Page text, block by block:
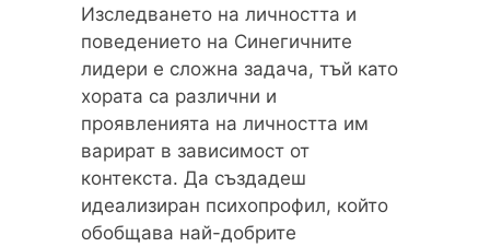
Изследването на личността и
поведението на Синегичните
лидери е сложна задача, тъй като
хората са различни и
проявленията на личността им
варират в зависимост от
контекста. Да създадеш
идеализиран психопрофил, който
обобщава най-добрите